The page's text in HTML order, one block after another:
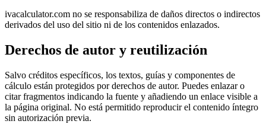
ivacalculator.com no se responsabiliza de daños directos o indirectos
derivados del uso del sitio ni de los contenidos enlazados.
Derechos de autor y reutilización
Salvo créditos específicos, los textos, guías y componentes de
cálculo están protegidos por derechos de autor. Puedes enlazar o
citar fragmentos indicando la fuente y añadiendo un enlace visible a
la página original. No está permitido reproducir el contenido íntegro
sin autorización previa.